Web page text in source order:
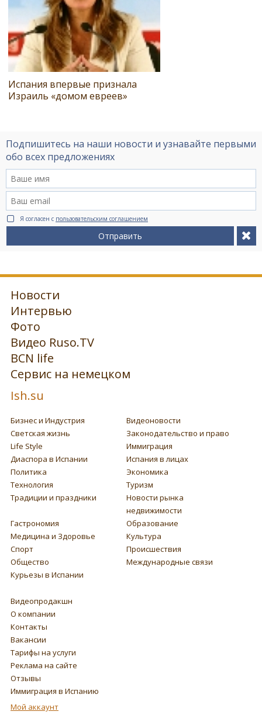
Испания впервые признала
Израиль «домом евреев»
Подпишитесь на наши новости и узнавайте первыми
обо всех предложениях
Я согласен с пользовательским соглашением
Отправить
Новости
Интервью
Фото
Видео Ruso.TV
BCN life
Сервис на немецком
Ish.su
Бизнес и Индустрия
Видеоновости
Светская жизнь
Законодательство и право
Life Style
Иммиграция
Диаспора в Испании
Испания в лицах
Политика
Экономика
Технология
Туризм
Традиции и праздники
Новости рынка
недвижимости
Гастрономия
Образование
Медицина и Здоровье
Культура
Спорт
Происшествия
Общество
Международные связи
Курьезы в Испании
Видеопродакшн
О компании
Контакты
Вакансии
Тарифы на услуги
Реклама на сайте
Отзывы
Иммиграция в Испанию
Мой аккаунт